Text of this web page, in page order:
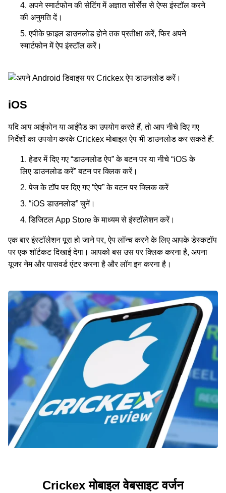
अपने स्मार्टफोन की सेटिंग में अज्ञात सोर्सेस से ऐप्स इंस्टॉल करने
की अनुमति दें।
एपीके फ़ाइल डाउनलोड होने तक प्रतीक्षा करें, फिर अपने
स्मार्टफोन में ऐप इंस्टॉल करें।
iOS
यदि आप आईफोन या आईपैड का उपयोग करते हैं, तो आप नीचे दिए गए
निर्देशों का उपयोग करके Crickex मोबाइल ऐप भी डाउनलोड कर सकते हैं:
हेडर में दिए गए “डाउनलोड ऐप” के बटन पर या नीचे “iOS के
लिए डाउनलोड करें” बटन पर क्लिक करें।
पेज के टॉप पर दिए गए “ऐप” के बटन पर क्लिक करें
“iOS डाउनलोड” चुनें।
डिजिटल App Store के माध्यम से इंस्टॉलेशन करें।
एक बार इंस्टॉलेशन पूरा हो जाने पर, ऐप लॉन्च करने के लिए आपके डेस्कटॉप
पर एक शॉर्टकट दिखाई देगा। आपको बस उस पर क्लिक करना है, अपना
यूजर नेम और पासवर्ड एंटर करना है और लॉग इन करना है।
Crickex मोबाइल वेबसाइट वर्जन